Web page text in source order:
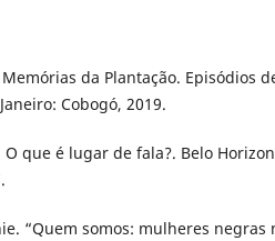
da Plantação. Episódios
Cobogó, 2019.
O que é lugar de fala?. Belo
“Quem somos: mulheres negras